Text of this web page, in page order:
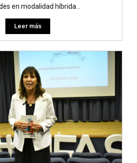
en modalidad híbrida...
Leer más